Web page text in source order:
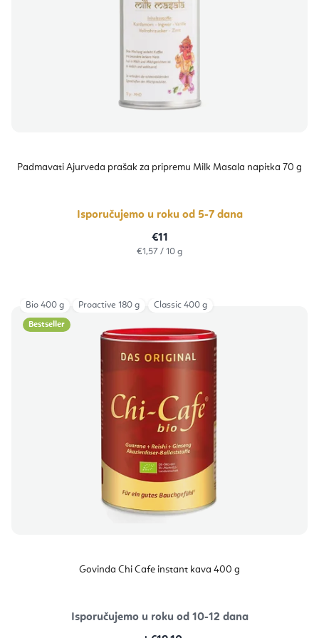
Padmavati Ajurveda prašak za pripremu Milk Masala napitka 70 g
Isporučujemo u roku od 5-7 dana
€11
Izračunaj
€1,57 / 10 g
Bestseller
Govinda Chi Cafe instant kava 400 g
Isporučujemo u roku od 10-12 dana
Bio 400 g Proactive 180 g Classic 400 g